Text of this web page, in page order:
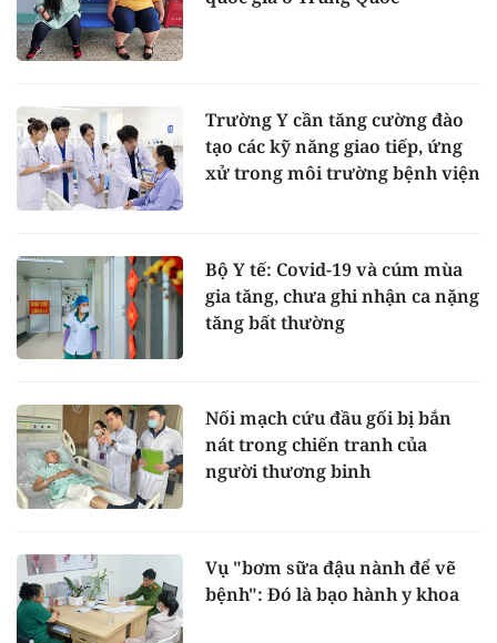
Trường Y cần tăng cường đào
tạo các kỹ năng giao tiếp, ứng
xử trong môi trường bệnh viện
Bộ Y tế: Covid-19 và cúm mùa
gia tăng, chưa ghi nhận ca nặng
tăng bất thường
Nối mạch cứu đầu gối bị bắn
nát trong chiến tranh của
người thương binh
Vụ "bơm sữa đậu nành để vẽ
bệnh": Đó là bạo hành y khoa